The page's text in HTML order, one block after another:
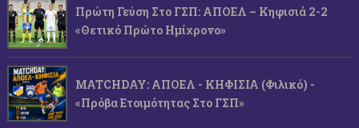
Πρώτη Γεύση Στο ΓΣΠ: ΑΠΟΕΛ – Κηφισιά 2-2
«Θετικό Πρώτο Ημίχρονο»
MATCHDAY: ΑΠΟΕΛ - ΚΗΦΙΣΙΑ (φιλικό) -
«Πρόβα Ετοιμότητας Στο ΓΣΠ»